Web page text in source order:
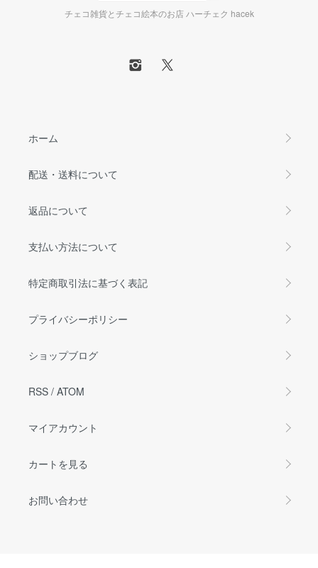
チェコ雑貨とチェコ絵本のお店 ハーチェク hacek
ホーム
配送・送料について
返品について
支払い方法について
特定商取引法に基づく表記
プライバシーポリシー
ショップブログ
RSS / ATOM
マイアカウント
カートを見る
お問い合わせ